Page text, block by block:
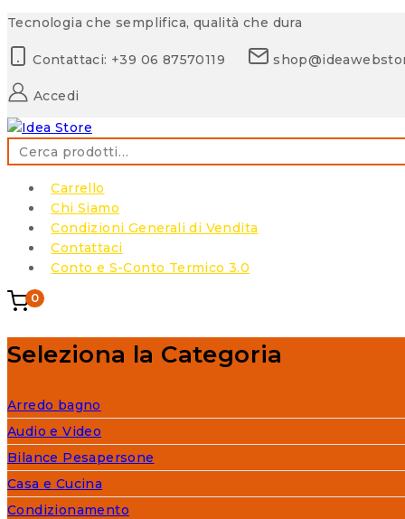
Skip
content
Tecnologia che semplifica, qualità che dura
Contattaci: +39 06 87570119
Accedi
Cerca:
Carrello
Chi Siamo
Condizioni Generali di Vendita
Contattaci
Conto e S-Conto Termico 3.0
0
Seleziona la Categoria
Arredo bagno
Audio e Video
Bilance Pesapersone
Casa e Cucina
Condizionamento